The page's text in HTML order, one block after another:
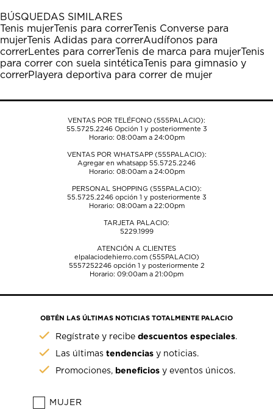
1
estrella
Esta
acción
abrirá
el
formulario
envío.
estrellas.
Esta
acción
abrirá
el
formulario
envío.
estrellas.
Esta
acción
abrirá
el
formulario
envío.
estrellas.
Esta
acción
abrirá
el
formulario
envío.
estrellas.
Esta
acción
abrirá
el
formulario
envío.
BÚSQUEDAS SIMILARES
Tenis mujerTenis para correrTenis Converse para
mujerTenis Adidas para correrAudífonos para
correrLentes para correrTenis de marca para mujerTenis
para correr con suela sintéticaTenis para gimnasio y
correrPlayera deportiva para correr de mujer
VENTAS POR TELÉFONO (555PALACIO):
55.5725.2246Opción 1 y posteriormente 3
Horario: 08:00am a 24:00pm
VENTAS POR WHATSAPP (555PALACIO):
Agregar en whatsapp 55.5725.2246
Horario: 08:00am a 24:00pm
PERSONAL SHOPPING (555PALACIO):
55.5725.2246opción 1 y posteriormente 3
Horario: 08:00am a 22:00pm
TARJETA PALACIO:
5229.1999
ATENCIÓN A CLIENTES
elpalaciodehierro.com (555PALACIO)
5557252246opción 1 y posteriormente 2
Horario: 09:00am a 21:00pm
OBTÉN LAS ÚLTIMAS NOTICIAS TOTALMENTE PALACIO
Regístrate y recibedescuentos especiales.
Las últimastendencias y noticias.
Promociones, beneficios y eventos únicos.
MUJER